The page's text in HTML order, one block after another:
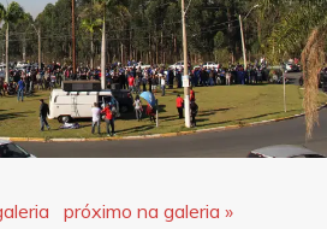
próximo na galeria »